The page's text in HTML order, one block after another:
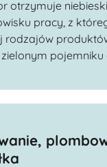
otrzymuje
pracy, z
rodzajów